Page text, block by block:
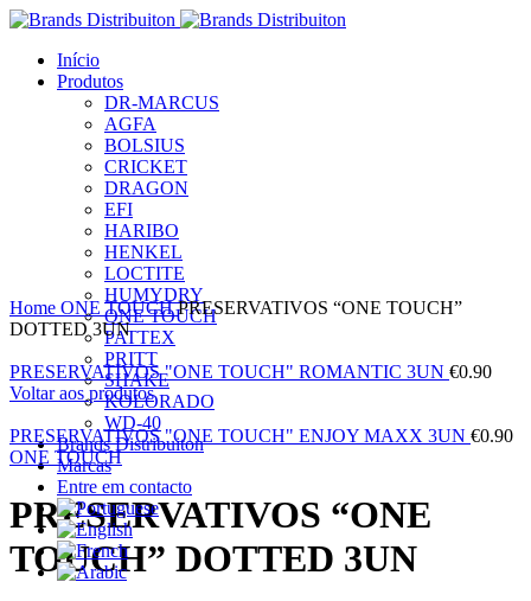
Início
Produtos
DR-MARCUS
AGFA
BOLSIUS
CRICKET
DRAGON
EFI
HARIBO
HENKEL
LOCTITE
HUMYDRY
ONE TOUCH
PATTEX
PRITT
SHAKE
KOLORADO
WD-40
Brands Distribuiton
Marcas
Entre em contacto
Clique para ampliar
Home ONE TOUCHPRESERVATIVOS “ONE TOUCH”
DOTTED 3UN
PRESERVATIVOS "ONE TOUCH" ROMANTIC 3UN €0.90
Voltar aos produtos
PRESERVATIVOS "ONE TOUCH" ENJOY MAXX 3UN €0.90
ONE TOUCH
PRESERVATIVOS “ONE
TOUCH” DOTTED 3UN